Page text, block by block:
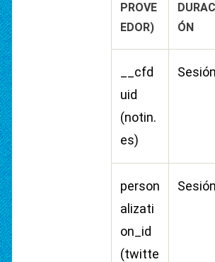
PROVE
EDOR)
ÓN
__cfd
uid
(notin.
es)
Sesión
person
alizati
on_id
(twitte
Sesión